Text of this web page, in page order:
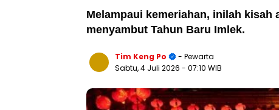
Melampaui kemeriahan, inilah kisah
menyambut Tahun Baru Imlek.
Tim Keng Po
- Pewarta
Sabtu, 4 Juli 2026 - 07:10 WIB